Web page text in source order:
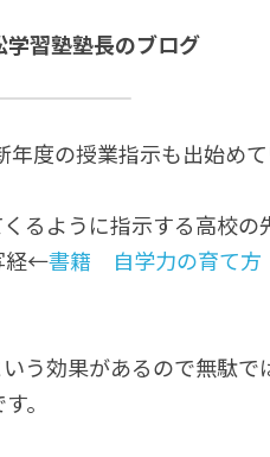
習塾塾長のブログ
度の授業指示も出始めて
るように指示する高校の
経←書籍　自学力の育て方
う効果があるので無駄で
。